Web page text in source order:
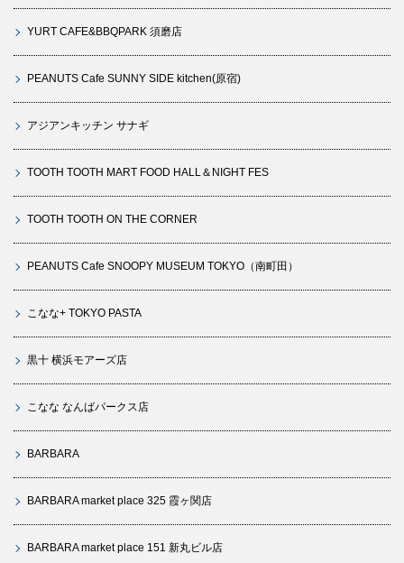
YURT CAFE&BBQPARK 須磨店
PEANUTS Cafe SUNNY SIDE kitchen(原宿)
アジアンキッチン サナギ
TOOTH TOOTH MART FOOD HALL＆NIGHT FES
TOOTH TOOTH ON THE CORNER
PEANUTS Cafe SNOOPY MUSEUM TOKYO（南町田）
こなな+ TOKYO PASTA
黒十 横浜モアーズ店
こなな なんばパークス店
BARBARA
BARBARA market place 325 霞ヶ関店
BARBARA market place 151 新丸ビル店